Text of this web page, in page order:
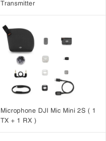
Transmitter
Microphone DJI Mic Mini 2S ( 1
TX + 1 RX )